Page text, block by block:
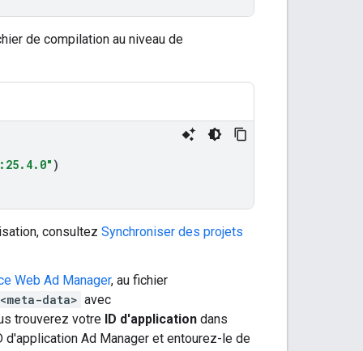
de compilation au niveau de
)
consultez Synchroniser des projets
Web Ad Manager, au fichier
<meta-data> avec
trouverez votre ID d'application dans
d'application Ad Manager et entourez-le de